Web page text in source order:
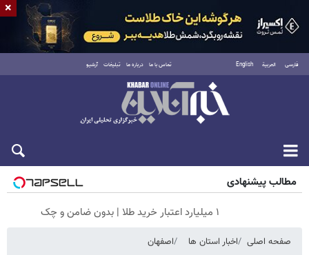
فارسی العربية English تماس با ما درباره ما تبلیغات آرشیو
جمعه ۱۶ مرداد ۱۴۰۵
مطالب پیشنهادی
۱ میلیارد اعتبار خرید طلا | بدون ضامن و چک
صفحه اصلی اخبار استان ها اصفهان
×